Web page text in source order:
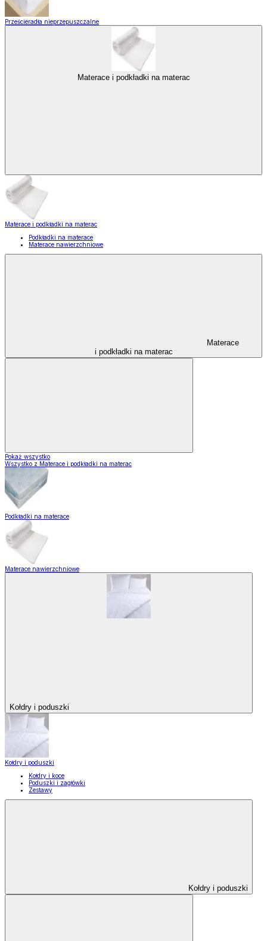
Prześcieradła nieprzepuszczalne
Materace i podkładki na materac
Materace i podkładki na materac
Podkładki na materace
Materace nawierzchniowe
Materace
i podkładki na materac
Pokaż wszystko
Wszystko z Materace i podkładki na materac
Podkładki na materace
Materace nawierzchniowe
Kołdry i poduszki
Kołdry i poduszki
Kołdry i koce
Poduszki i zagłówki
Zestawy
Kołdry i poduszki